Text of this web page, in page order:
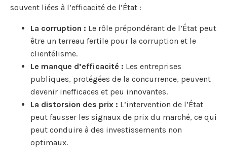
souvent liées à l’efficacité de l’État :
La corruption : Le rôle prépondérant de l’État peut
être un terreau fertile pour la corruption et le
clientélisme.
Le manque d’efficacité : Les entreprises
publiques, protégées de la concurrence, peuvent
devenir inefficaces et peu innovantes.
La distorsion des prix : L’intervention de l’État
peut fausser les signaux de prix du marché, ce qui
peut conduire à des investissements non
optimaux.